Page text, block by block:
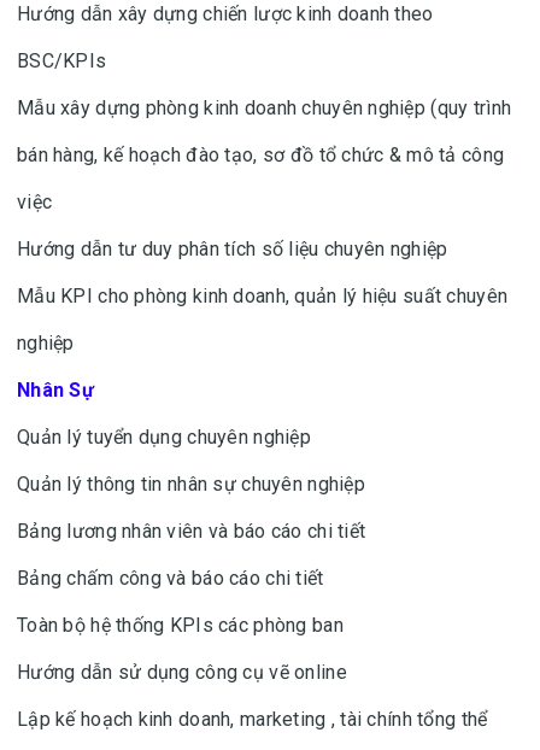
Hướng dẫn xây dựng chiến lược kinh doanh theo
BSC/KPIs
Mẫu xây dựng phòng kinh doanh chuyên nghiệp (quy trình
bán hàng, kế hoạch đào tạo, sơ đồ tổ chức & mô tả công
việc
Hướng dẫn tư duy phân tích số liệu chuyên nghiệp
Mẫu KPI cho phòng kinh doanh, quản lý hiệu suất chuyên
nghiệp
Nhân Sự
Quản lý tuyển dụng chuyên nghiệp
Quản lý thông tin nhân sự chuyên nghiệp
Bảng lương nhân viên và báo cáo chi tiết
Bảng chấm công và báo cáo chi tiết
Toàn bộ hệ thống KPIs các phòng ban
Hướng dẫn sử dụng công cụ vẽ online
Lập kế hoạch kinh doanh, marketing , tài chính tổng thể